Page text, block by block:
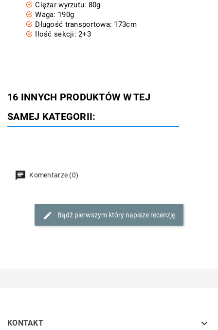
Ciężar wyrzutu: 80g
Waga: 190g
Długość transportowa: 173cm
Ilość sekcji: 2+3
16 INNYCH PRODUKTÓW W TEJ
SAMEJ KATEGORII:
Komentarze (0)
Bądź pierwszym który napisze recenzję
KONTAKT 